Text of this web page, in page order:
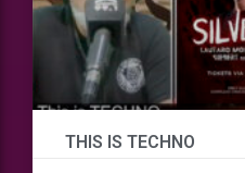
THIS IS TECHNO